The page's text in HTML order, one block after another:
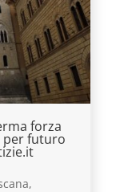
forza
per futuro
,